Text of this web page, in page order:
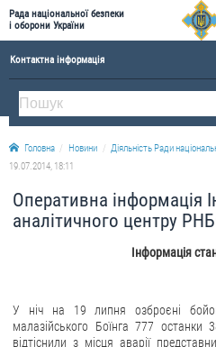
Рада національної безпеки
і оборони України
Контактна інформація
ПРО РНБОУ
Склад Ради національної безпеки і оборони
Апарат Ради національної безпеки і оборони
Історична довідка про діяльність Ради
Новини
Головна Новини
Діяльність Ради
19.07.2014, 18:11
Оперативна інформація
аналітичного центру
Інформація
У ніч на 19 липня озброєні
малазійського Боїнга 777 останки
відтіснили з місця аварії